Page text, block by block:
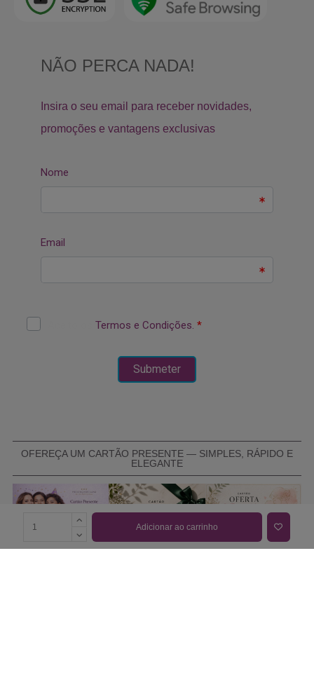
Adicionar ao carrinho
OFEREÇA UM CARTÃO PRESENTE — SIMPLES, RÁPIDO E
ELEGANTE